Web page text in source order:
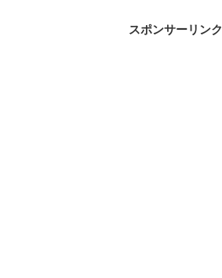
スポンサーリンク